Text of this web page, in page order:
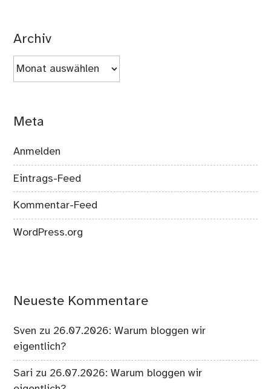
Archiv
Archiv
Meta
Anmelden
Eintrags-Feed
Kommentar-Feed
WordPress.org
Neueste Kommentare
Sven zu 26.07.2026: Warum bloggen wir
eigentlich?
Sari zu 26.07.2026: Warum bloggen wir